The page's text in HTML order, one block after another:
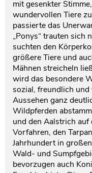
mit gesenkter
wundervollen Tiere
passierte das
„Ponys“ trauten sich
suchten den
größere Tiere und
Mähnen streicheln
wird das besondere
sozial, freundlich
Aussehen ganz
Wildpferden
und den Aalstrich auf
Vorfahren, den
Jahrhundert in
Wald- und
bevorzugen auch